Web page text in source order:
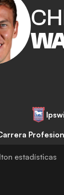
estadísticas